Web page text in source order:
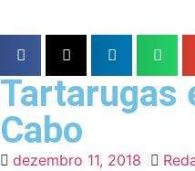
Tartarugas
Cabo
dezembro 11, 2018